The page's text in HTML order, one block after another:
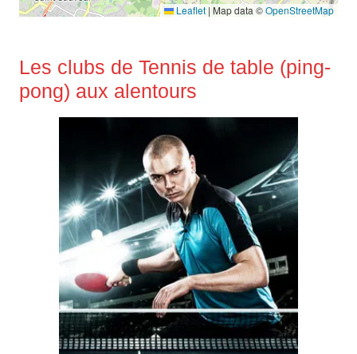
Leaflet | Map data ©OpenStreetMap
Les clubs de Tennis de table (ping-
pong) aux alentours